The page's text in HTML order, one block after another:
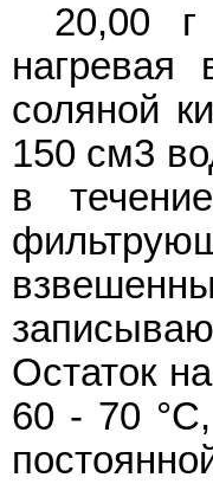
20,00
соляной
150 см3
в
Остаток
60 - 70